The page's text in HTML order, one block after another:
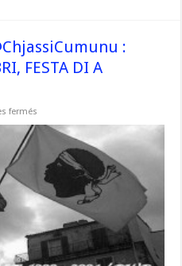
:
FESTA DI A
fermés
décembre
@ChjassiCumunu
« ST’OTTU
DI
DICEMBRI,
FESTA
A
NAZIONE »